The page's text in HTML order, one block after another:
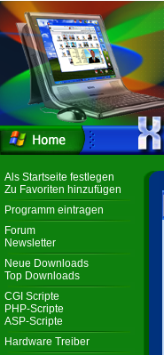
Als Startseite festlegen
Zu Favoriten hinzufügen
Programm eintragen
Forum
Newsletter
Neue Downloads
Top Downloads
CGI Scripte
PHP-Scripte
ASP-Scripte
Hardware Treiber